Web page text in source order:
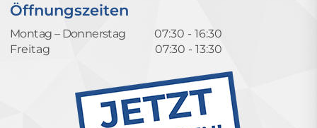
Öffnungszeiten
Montag – Donnerstag
07:30 - 16:30
Freitag
07:30 - 13:30